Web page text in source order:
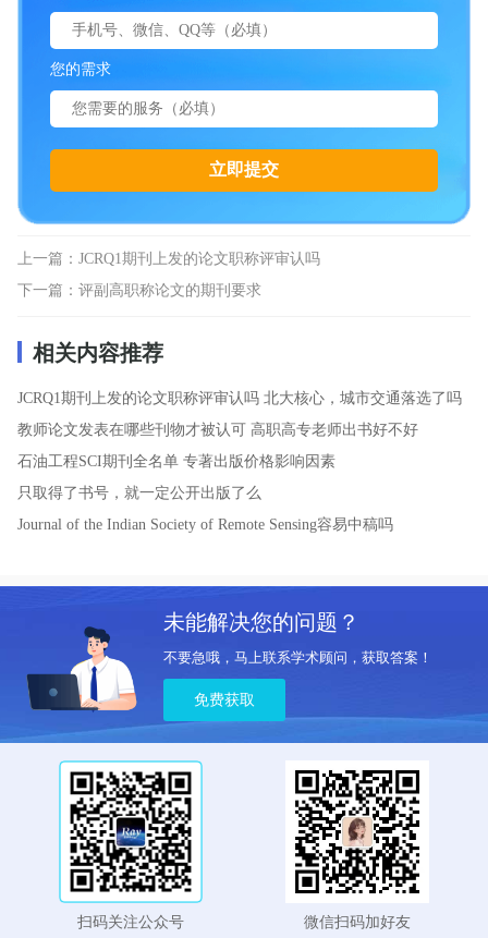
您的需求
上一篇： JCRQ1期刊上发的论文职称评审认吗
下一篇： 评副高职称论文的期刊要求
相关内容推荐
JCRQ1期刊上发的论文职称评审认吗 北大核心，城市交通落选了吗
教师论文发表在哪些刊物才被认可 高职高专老师出书好不好
石油工程SCI期刊全名单 专著出版价格影响因素
只取得了书号，就一定公开出版了么
Journal of the Indian Society of Remote Sensing容易中稿吗
未能解决您的问题？
不要急哦，马上联系学术顾问，获取答案！
免费获取
扫码关注公众号 微信扫码加好友